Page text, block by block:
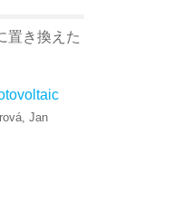
置き換えた
Jan